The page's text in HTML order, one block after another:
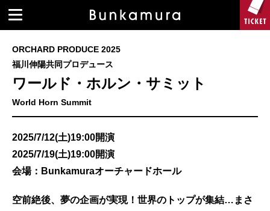
ORCHARD PRODUCE 2025
福川伸陽共同プロデュース
ワールド・ホルン・サミット
World Horn Summit
2025/7/12(土)19:00開演
2025/7/19(土)19:00開演
会場：Bunkamuraオーチャードホール
空前絶後、夢の企画が実現！世界のトップが集結…まさ